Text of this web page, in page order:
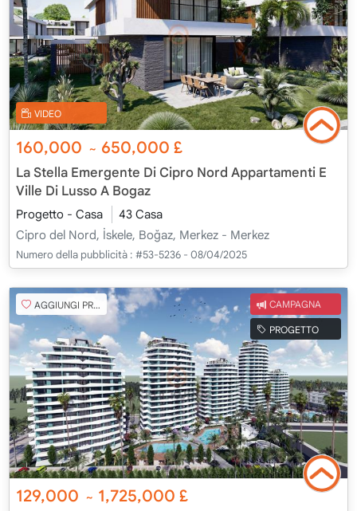
VIDEO
160,000 ~ 650,000£
La Stella Emergente Di Cipro Nord Appartamenti E
Ville Di Lusso A Bogaz
Progetto - Casa
43 Casa
Cipro del Nord, İskele, Boğaz, Merkez - Merkez
Numero della pubblicità : #53-5236 - 08/04/2025
AGGIUNGI PREFERITO CAMPAGNA
PROGETTO
129,000 ~ 1,725,000£